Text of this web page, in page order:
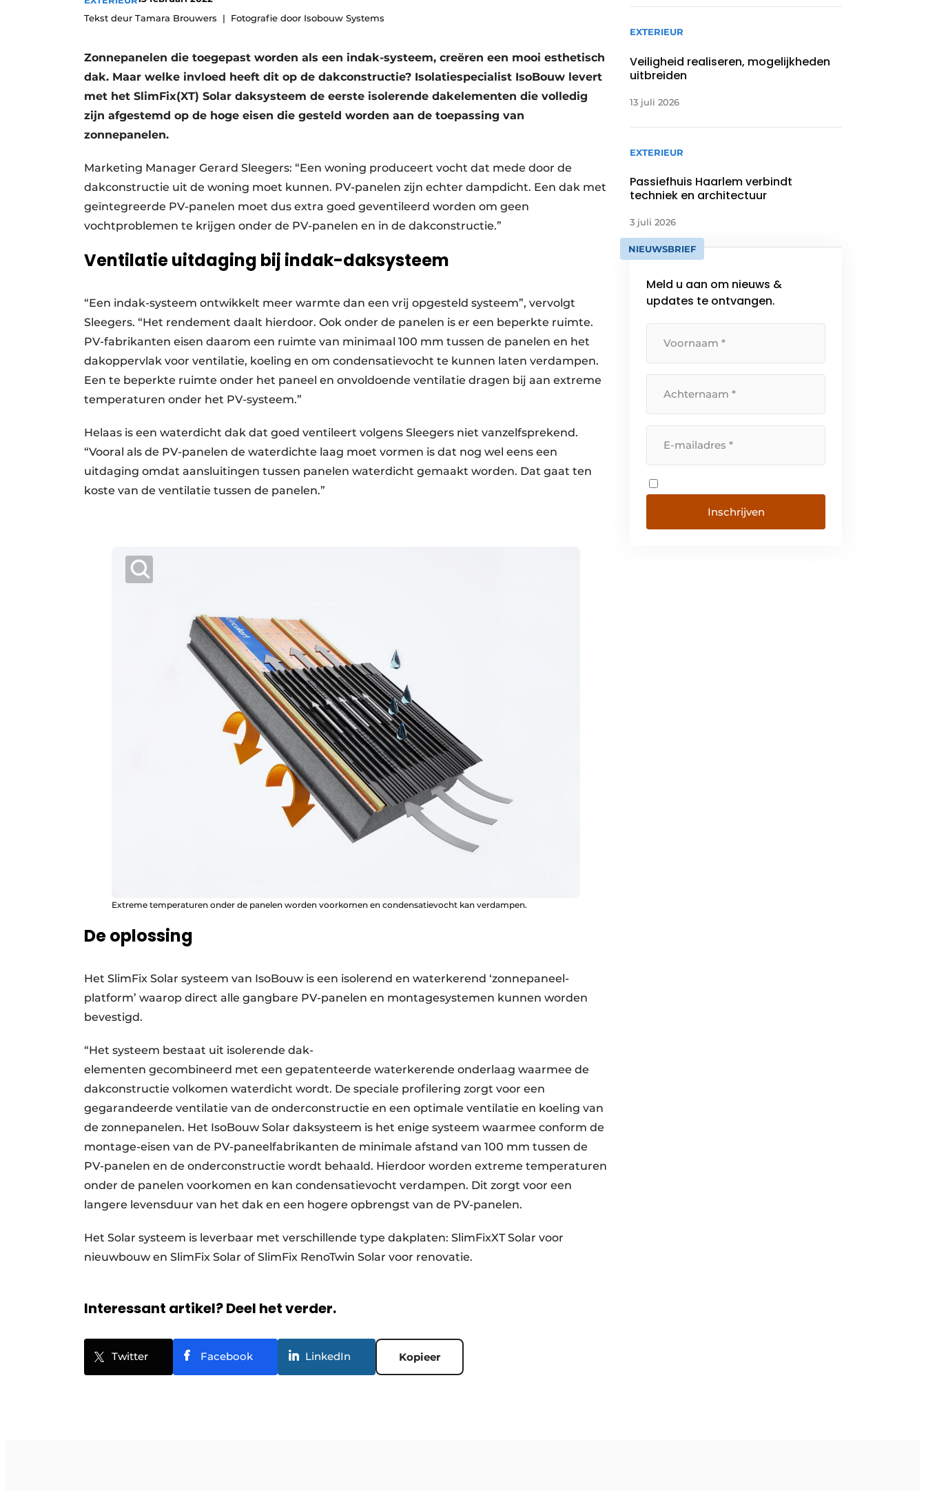
Tekst deur Tamara Brouwers
Fotografie door Isobouw Systems
Zonnepanelen die toegepast worden als een indak-systeem, creëren een mooi esthetisch
dak. Maar welke invloed heeft dit op de dakconstructie? Isolatiespecialist IsoBouw levert
met het SlimFix(XT) Solar daksysteem de eerste isolerende dakelementen die volledig
zijn afgestemd op de hoge eisen die gesteld worden aan de toepassing van
zonnepanelen.
Marketing Manager Gerard Sleegers: “Een woning produceert vocht dat mede door de
dakconstructie uit de woning moet kunnen. PV-panelen zijn echter dampdicht. Een dak met
geïntegreerde PV-panelen moet dus extra goed geventileerd worden om geen
vochtproblemen te krijgen onder de PV-panelen en in de dakconstructie.”
Ventilatie uitdaging bij indak-daksysteem
“Een indak-systeem ontwikkelt meer warmte dan een vrij opgesteld systeem”, vervolgt
Sleegers. “Het rendement daalt hierdoor. Ook onder de panelen is er een beperkte ruimte.
PV-fabrikanten eisen daarom een ruimte van minimaal 100 mm tussen de panelen en het
dakoppervlak voor ventilatie, koeling en om condensatievocht te kunnen laten verdampen.
Een te beperkte ruimte onder het paneel en onvoldoende ventilatie dragen bij aan extreme
temperaturen onder het PV-systeem.”
Helaas is een waterdicht dak dat goed ventileert volgens Sleegers niet vanzelfsprekend.
“Vooral als de PV-panelen de waterdichte laag moet vormen is dat nog wel eens een
uitdaging omdat aansluitingen tussen panelen waterdicht gemaakt worden. Dat gaat ten
koste van de ventilatie tussen de panelen.”
Extreme temperaturen onder de panelen worden voorkomen en condensatievocht kan verdampen.
De oplossing
Het SlimFix Solar systeem van IsoBouw is een isolerend en waterkerend ‘zonnepaneel-
platform’ waarop direct alle gangbare PV-panelen en montagesystemen kunnen worden
bevestigd.
“Het systeem bestaat uit isolerende dak-
elementen gecombineerd met een gepatenteerde waterkerende onderlaag waarmee de
dakconstructie volkomen waterdicht wordt. De speciale profilering zorgt voor een
gegarandeerde ventilatie van de onderconstructie en een optimale ventilatie en koeling van
de zonnepanelen. Het IsoBouw Solar daksysteem is het enige systeem waarmee conform de
montage-eisen van de PV-paneelfabrikanten de minimale afstand van 100 mm tussen de
PV-panelen en de onderconstructie wordt behaald. Hierdoor worden extreme temperaturen
onder de panelen voorkomen en kan condensatievocht verdampen. Dit zorgt voor een
langere levensduur van het dak en een hogere opbrengst van de PV-panelen.
Het Solar systeem is leverbaar met verschillende type dakplaten: SlimFixXT Solar voor
nieuwbouw en SlimFix Solar of SlimFix RenoTwin Solar voor renovatie.
Interessant artikel? Deel het verder.
Twitter Facebook LinkedIn Kopieer
EXTERIEUR
Veiligheid realiseren, mogelijkheden
uitbreiden
13 juli 2026
EXTERIEUR
Passiefhuis Haarlem verbindt
techniek en architectuur
3 juli 2026
NIEUWSBRIEF
Meld u aan om nieuws &
updates te ontvangen.
Inschrijven